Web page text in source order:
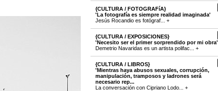
{CULTURA / FOTOGRAFíA}
'La fotografía es siempre realidad imaginada'
Jesús Rocandio es fotógraf... +
{CULTURA / EXPOSICIONES}
'Necesito ser el primer sorprendido por mi obra'
Demetrio Navaridas es un artista polifac... +
{CULTURA / LIBROS}
'Mientras haya abusos sexuales, corrupción,
manipulación, tramposos y ladrones será
necesario rep...
La conversación con Cipriano Lodo... +